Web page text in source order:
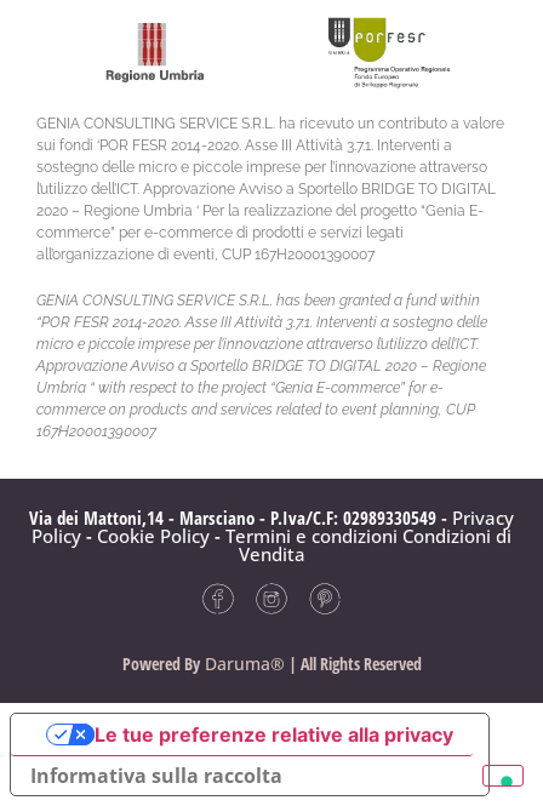
GENIA CONSULTING SERVICE S.R.L. ha ricevuto un contributo a valore
sui fondi ‘POR FESR 2014-2020. Asse III Attività 3.7.1. Interventi a
sostegno delle micro e piccole imprese per l’innovazione attraverso
l’utilizzo dell’ICT. Approvazione Avviso a Sportello BRIDGE TO DIGITAL
2020 – Regione Umbria ‘ Per la realizzazione del progetto “Genia E-
commerce” per e-commerce di prodotti e servizi legati
all’organizzazione di eventi, CUP 167H20001390007
GENIA CONSULTING SERVICE S.R.L. has been granted a fund within
“POR FESR 2014-2020. Asse III Attività 3.7.1. Interventi a sostegno delle
micro e piccole imprese per l’innovazione attraverso l’utilizzo dell’ICT.
Approvazione Avviso a Sportello BRIDGE TO DIGITAL 2020 – Regione
Umbria “ with respect to the project “Genia E-commerce” for e-
commerce on products and services related to event planning, CUP
167H20001390007
Via dei Mattoni,14 - Marsciano - P.Iva/C.F: 02989330549 - Privacy
Policy - Cookie Policy - Termini e condizioni Condizioni di
Vendita
Powered ByDaruma® | All Rights Reserved
Informativa sulla raccolta
Le tue preferenze relative alla privacy